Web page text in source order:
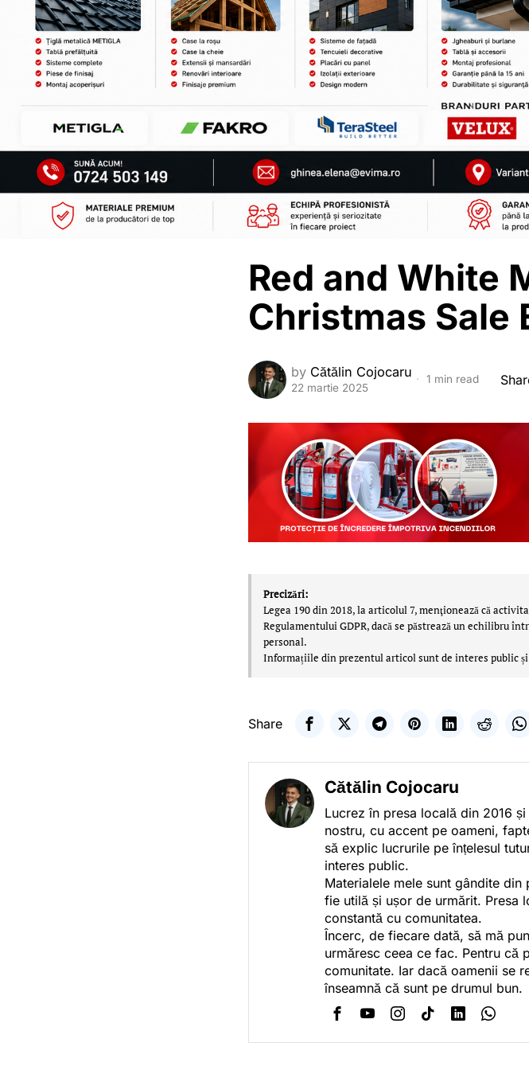
Red and White
Christmas Sale
by Cătălin Cojocaru
22 martie 2025
1 min read
Precizări:
Legea 190 din 2018, la articolul 7, menţionează că
Regulamentului GDPR, dacă se păstrează un echilibru
personal.
Informațiile din prezentul articol sunt de interes public
Share
Cătălin Cojocaru
Lucrez în presa locală din 2016
nostru, cu accent pe oameni,
să explic lucrurile pe înțelesul
interes public.
Materialele mele sunt gândite
fie utilă și ușor de urmărit. Presa
constantă cu comunitatea.
Încerc, de fiecare dată, să mă
urmăresc ceea ce fac. Pentru că
comunitate. Iar dacă oamenii se
înseamnă că sunt pe drumul bun.